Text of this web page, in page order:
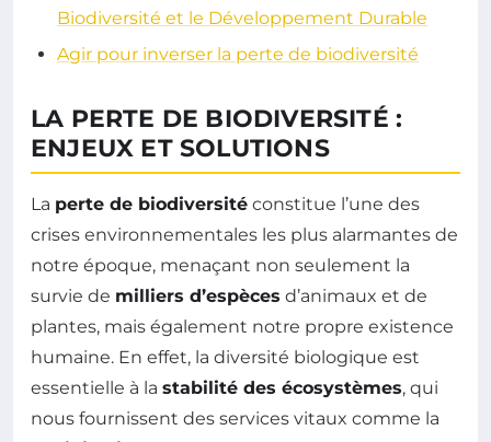
Biodiversité et le Développement Durable
Agir pour inverser la perte de biodiversité
LA PERTE DE BIODIVERSITÉ :
ENJEUX ET SOLUTIONS
La perte de biodiversité constitue l’une des
crises environnementales les plus alarmantes de
notre époque, menaçant non seulement la
survie de milliers d’espèces d’animaux et de
plantes, mais également notre propre existence
humaine. En effet, la diversité biologique est
essentielle à la stabilité des écosystèmes, qui
nous fournissent des services vitaux comme la